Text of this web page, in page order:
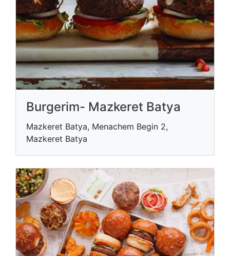
Burgerim- Mazkeret Batya
Mazkeret Batya, Menachem Begin 2,
Mazkeret Batya